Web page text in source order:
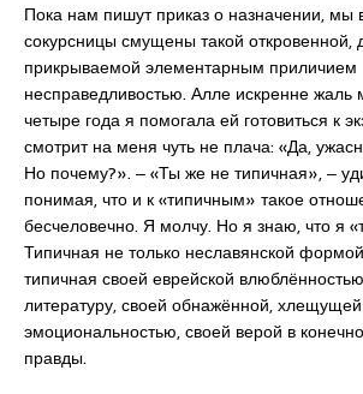
Пока нам пишут приказ о назначении,
сокурсницы смущены такой откровенной,
прикрываемой элементарным приличием
несправедливостью. Алле искренне жаль
четыре года я помогала ей готовиться к
смотрит на меня чуть не плача: «Да,
Но почему?». ‒ «Ты же не типичная», ‒
понимая, что и к «типичным» такое
бесчеловечно. Я молчу. Но я знаю, что я
Типичная не только неславянской
типичная своей еврейской
литературу, своей обнажённой,
эмоциональностью, своей верой в
правды.